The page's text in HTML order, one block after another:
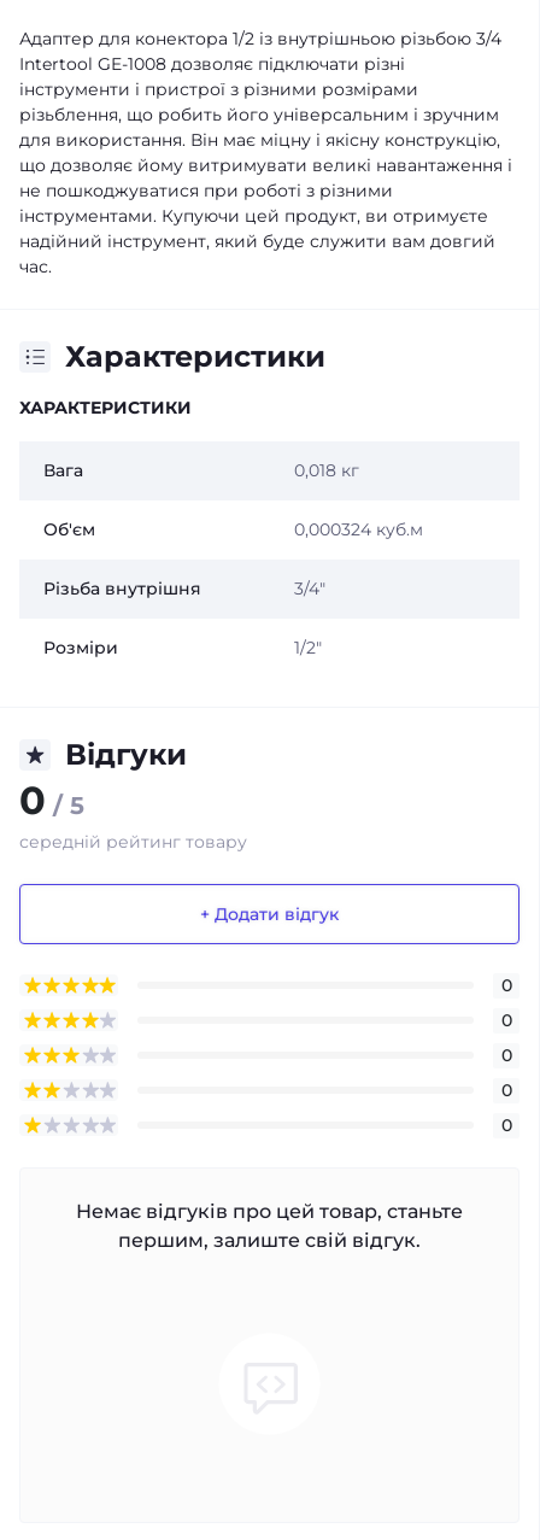
Адаптер для конектора 1/2 із внутрішньою різьбою 3/4
Intertool GE-1008 дозволяє підключати різні
інструменти і пристрої з різними розмірами
різьблення, що робить його універсальним і зручним
для використання. Він має міцну і якісну конструкцію,
що дозволяє йому витримувати великі навантаження і
не пошкоджуватися при роботі з різними
інструментами. Купуючи цей продукт, ви отримуєте
надійний інструмент, який буде служити вам довгий
час.
Характеристики
ХАРАКТЕРИСТИКИ
Вага 0,018 кг
Об'єм 0,000324 куб.м
Різьба внутрішня 3/4"
Розміри 1/2"
Відгуки
0 / 5
середній рейтинг товару
+ Додати відгук
0
0
0
0
0
Немає відгуків про цей товар, станьте
першим, залиште свій відгук.